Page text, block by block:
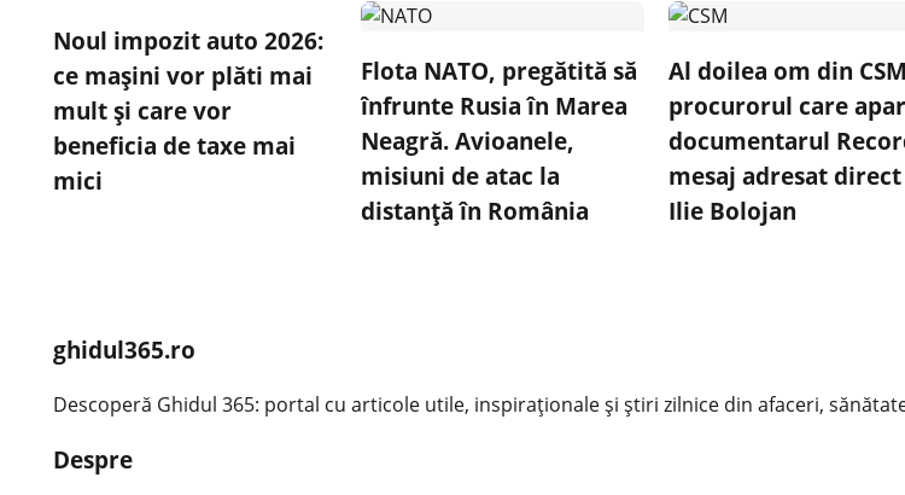
Noul impozit auto 2026:
ce mașini vor plăti mai
mult și care vor
beneficia de taxe mai
mici
Flota NATO, pregătită să
înfrunte Rusia în Marea
Neagră. Avioanele,
misiuni de atac la
distanță în România
Al doilea om din
procurorul care
documentarul
mesaj adresat
Ilie Bolojan
ghidul365.ro
Descoperă Ghidul 365: portal cu articole utile, inspiraționale și știri zilnice din afaceri,
Despre